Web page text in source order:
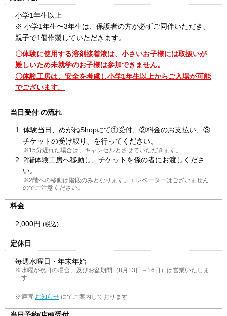
小学1年生以上
※ 小学1年生〜3年生は、保護者の方が必ずご同伴いただき、
親子で1個作製していただきます。
〇体験に使用する溶剤接着液は、小さいお子様には取扱いが
難しいため未就学のお子様は参加できません。
〇体験工房は、安全を考慮し小学1年生以上からご入場が可能
でございます。
当日受付の流れ
1. 体験当日、めがねShopにて①受付、②料金のお支払い、③
チケットの受け取り、を行ってください。
※15分遅れた場合は、キャンセルとさせていただきます。
2. 2階体験工房へ移動し、チケットを係の者にお渡しくださ
い。
※2階への移動は階段のみとなります。エレベーターはございません
のでご注意ください。
料金
2,000円 (税込)
定休日
毎週水曜日・年末年始
※水曜が祝日の場合、及びお盆期間（8月13日～16日）は営業いたしま
す
※適宜 お知らせ にてご案内しております